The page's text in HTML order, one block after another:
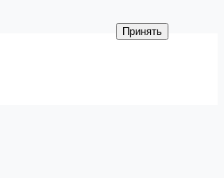
Принять